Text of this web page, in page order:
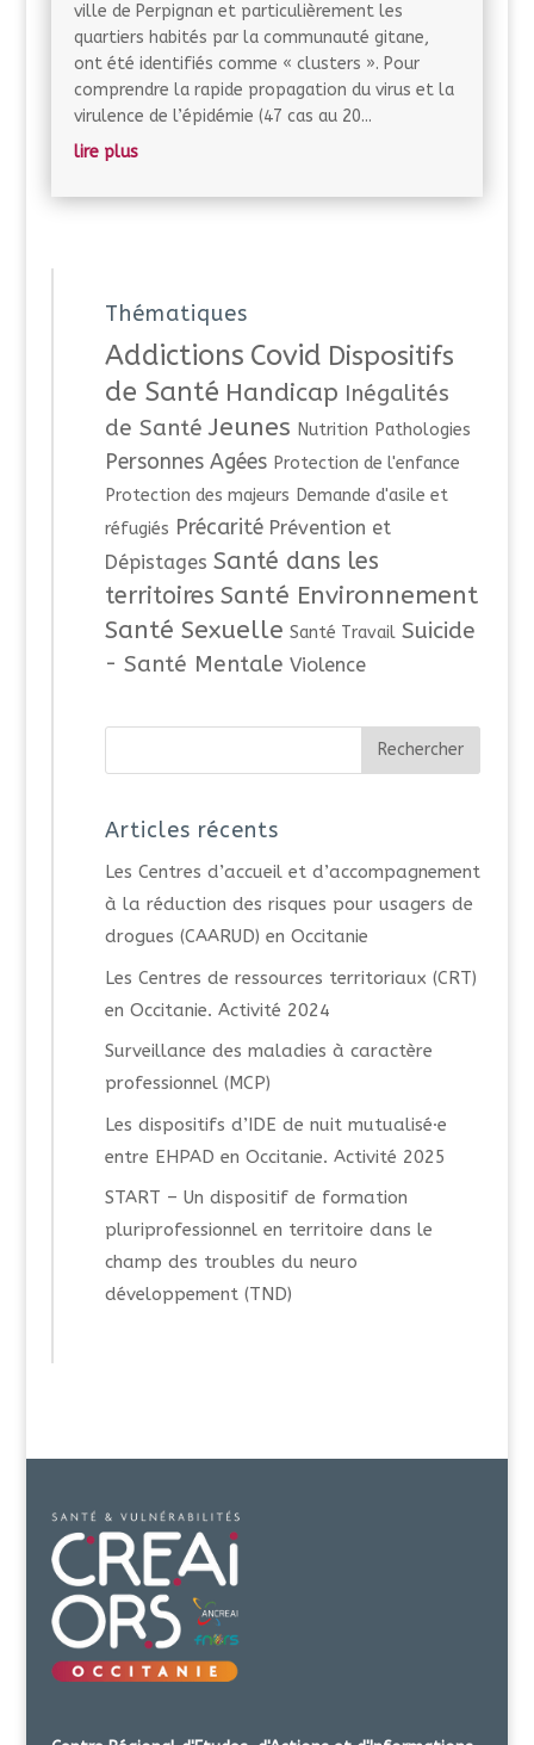
ville de Perpignan et particulièrement les
quartiers habités par la communauté gitane,
ont été identifiés comme « clusters ». Pour
comprendre la rapide propagation du virus et la
virulence de l’épidémie (47 cas au 20...
lire plus
Thématiques
Addictions Covid Dispositifs
de Santé Handicap Inégalités
de Santé Jeunes Nutrition Pathologies
Personnes Agées Protection de l'enfance
Protection des majeurs Demande d'asile et
réfugiés Précarité Prévention et
Dépistages Santé dans les
territoires Santé Environnement
Santé Sexuelle Santé Travail Suicide
- Santé Mentale Violence
Articles récents
Les Centres d’accueil et d’accompagnement
à la réduction des risques pour usagers de
drogues (CAARUD) en Occitanie
Les Centres de ressources territoriaux (CRT)
en Occitanie. Activité 2024
Surveillance des maladies à caractère
professionnel (MCP)
Les dispositifs d’IDE de nuit mutualisé·e
entre EHPAD en Occitanie. Activité 2025
START – Un dispositif de formation
pluriprofessionnel en territoire dans le
champ des troubles du neuro
développement (TND)